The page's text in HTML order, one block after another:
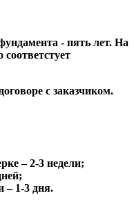
- пять лет. На
с заказчиком.
– 2-3 недели;
– 1-3 дня.